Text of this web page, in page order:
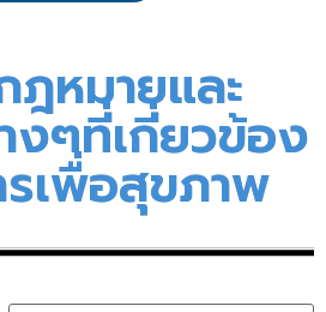
หมายและ
งๆที่เกี่ยวข้อง
เพื่อสุขภาพ